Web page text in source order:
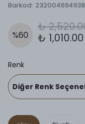
Barkod:
%60
₺
₺ 1,010.00
Renk
Diğer Renk